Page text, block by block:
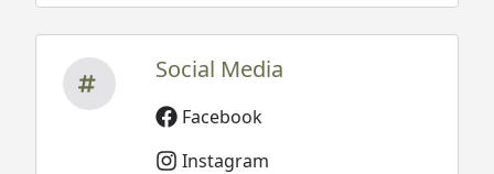
Social Media
Facebook
Instagram